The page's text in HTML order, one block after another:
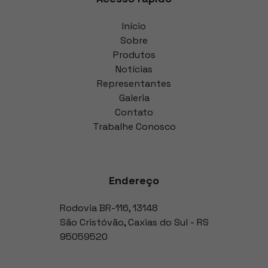
Início
Sobre
Produtos
Notícias
Representantes
Galeria
Contato
Trabalhe Conosco
Endereço
Rodovia BR-116,13148
São Cristóvão, Caxias do Sul - RS
95059520